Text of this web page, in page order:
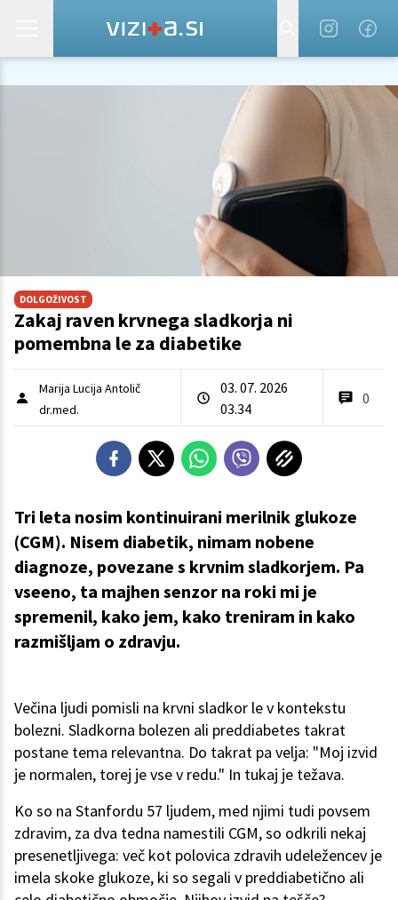
DOLGOŽIVOST
Zakaj raven krvnega sladkorja ni
pomembna le za diabetike
Marija Lucija Antolič
dr.med.
03. 07. 2026
03.34
0
Tri leta nosim kontinuirani merilnik glukoze
(CGM). Nisem diabetik, nimam nobene
diagnoze, povezane s krvnim sladkorjem. Pa
vseeno, ta majhen senzor na roki mi je
spremenil, kako jem, kako treniram in kako
razmišljam o zdravju.
Večina ljudi pomisli na krvni sladkor le v kontekstu
bolezni. Sladkorna bolezen ali preddiabetes takrat
postane tema relevantna. Do takrat pa velja: "Moj izvid
je normalen, torej je vse v redu." In tukaj je težava.
Ko so na Stanfordu 57 ljudem, med njimi tudi povsem
zdravim, za dva tedna namestili CGM, so odkrili nekaj
presenetljivega: več kot polovica zdravih udeležencev je
imela skoke glukoze, ki so segali v preddiabetično ali